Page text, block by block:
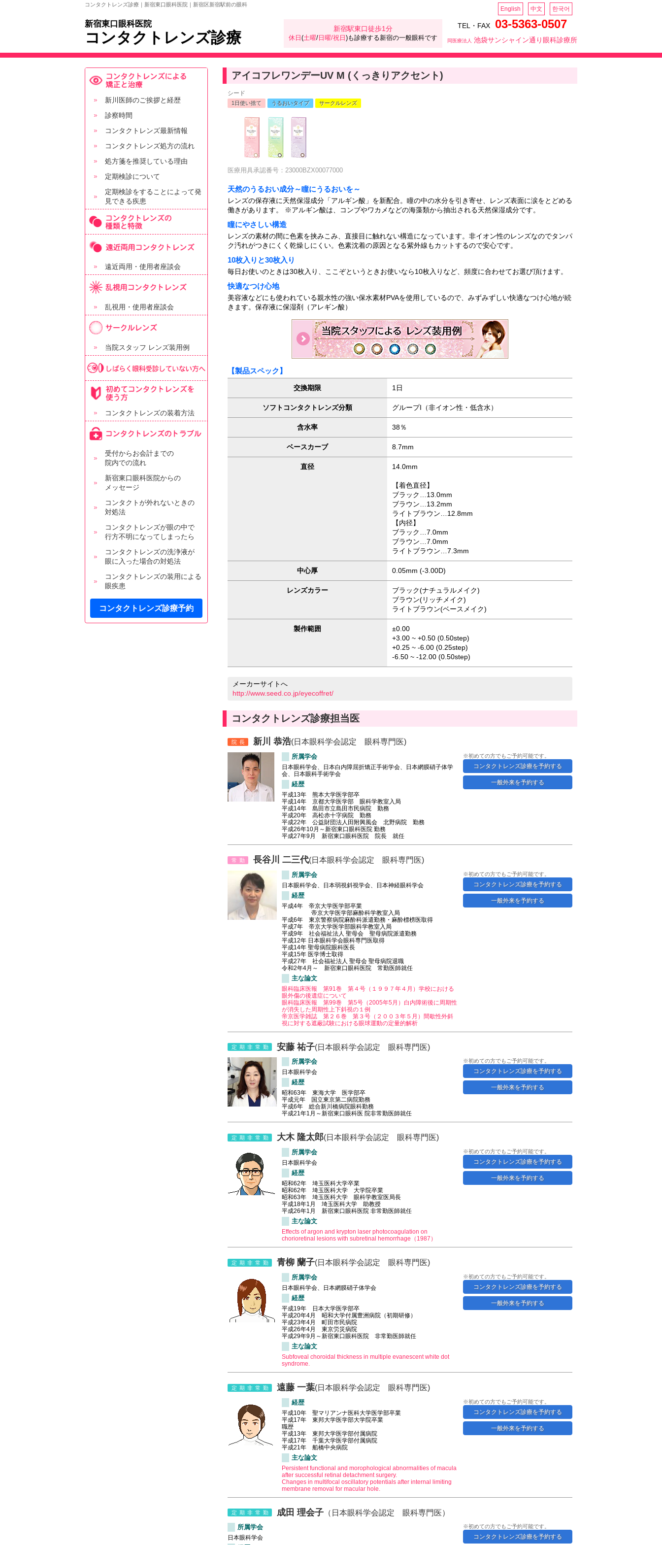
コンタクトレンズ診療｜新宿東口眼科医院｜新宿区新宿駅前の眼科
新宿東口眼科医院
コンタクトレンズ診療
新宿駅東口徒歩1分
休日 (土曜/ 日曜/祝日 )も診療する新宿の一般眼科です
TEL・FAX 03-5363-0507
同医療法人 池袋サンシャイン通り眼科診療所
English 中文 한국어
新川医師のご挨拶と経歴
診察時間
コンタクトレンズ最新情報
コンタクトレンズ処方の流れ
処方箋を推奨している理由
定期検診について
定期検診をすることによって発
見できる疾患
遠近両用・使用者座談会
乱視用・使用者座談会
当院スタッフ レンズ装用例
コンタクトレンズの装着方法
受付からお会計までの
院内での流れ
新宿東口眼科医院からの
メッセージ
コンタクトが外れないときの
対処法
コンタクトレンズが眼の中で
行方不明になってしまったら
コンタクトレンズの洗浄液が
眼に入った場合の対処法
コンタクトレンズの装用による
眼疾患
コンタクトレンズ診療予約
アイコフレワンデーUV M (くっきりアクセント)
シード
1日使い捨て うるおいタイプ サークルレンズ
医療用具承認番号：23000BZX00077000
天然のうるおい成分～瞳にうるおいを～
レンズの保存液に天然保湿成分「アルギン酸」を新配合。瞳の中の水分を引き寄せ、レンズ表面に涙をとどめる
働きがあります。 ※アルギン酸は、コンブやワカメなどの海藻類から抽出される天然保湿成分です。
瞳にやさしい構造
レンズの素材の間に色素を挟みこみ、直接目に触れない構造になっています。非イオン性のレンズなのでタンパ
ク汚れがつきにくく乾燥しにくい。色素沈着の原因となる紫外線もカットするので安心です。
10枚入りと30枚入り
毎日お使いのときは30枚入り、ここぞというときお使いなら10枚入りなど、頻度に合わせてお選び頂けます。
快適なつけ心地
美容液などにも使われている親水性の強い保水素材PVAを使用しているので、みずみずしい快適なつけ心地が続
きます。保存液に保湿剤（アレギン酸）
【製品スペック】
交換期限 1日
ソフトコンタクトレンズ分類 グループI（非イオン性・低含水）
含水率 38％
ベースカーブ 8.7mm
直径 14.0mm
【着色直径】
ブラック…13.0mm
ブラウン…13.2mm
ライトブラウン…12.8mm
【内径】
ブラック…7.0mm
ブラウン…7.0mm
ライトブラウン…7.3mm
中心厚 0.05mm (-3.00D)
レンズカラー
ブラック(ナチュラルメイク)
ブラウン(リッチメイク)
ライトブラウン(ベースメイク)
製作範囲
±0.00
+3.00 ~ +0.50 (0.50step)
+0.25 ~ -6.00 (0.25step)
-6.50 ~ -12.00 (0.50step)
メーカーサイトへ
http://www.seed.co.jp/eyecoffret/
コンタクトレンズ診療担当医
院長 新川 恭浩(日本眼科学会認定 眼科専門医)
所属学会
日本眼科学会、日本白内障屈折矯正手術学会、日本網膜硝子体学
会、日本眼科手術学会
経歴
平成13年 熊本大学医学部卒
平成14年 京都大学医学部 眼科学教室入局
平成14年 島田市立島田市民病院 勤務
平成20年 高松赤十字病院 勤務
平成22年 公益財団法人田附興風会 北野病院 勤務
平成26年10月～新宿東口眼科医院 勤務
平成27年9月 新宿東口眼科医院 院長 就任
※初めての方でもご予約可能です。
コンタクトレンズ診療を予約する
一般外来を予約する
常勤 長谷川 二三代(日本眼科学会認定 眼科専門医)
所属学会
日本眼科学会、日本弱視斜視学会、日本神経眼科学会
経歴
平成4年 帝京大学医学部卒業
帝京大学医学部麻酔科学教室入局
平成6年 東京警察病院麻酔科派遣勤務・麻酔標榜医取得
平成7年 帝京大学医学部眼科学教室入局
平成9年 社会福祉法人 聖母会 聖母病院派遣勤務
平成12年 日本眼科学会眼科専門医取得
平成14年 聖母病院眼科医長
平成15年 医学博士取得
平成27年 社会福祉法人 聖母会 聖母病院退職
令和2年4月～ 新宿東口眼科医院 常勤医師就任
主な論文
眼科臨床医報 第91巻 第４号（１９９７年４月）学校における
眼外傷の後遺症について
眼科臨床医報 第99巻 第5号（2005年5月）白内障術後に周期性
が消失した周期性上下斜視の１例
帝京医学雑誌 第２６巻 第３号（２００３年５月）間歇性外斜
視に対する遮蔽試験における眼球運動の定量的解析
※初めての方でもご予約可能です。
コンタクトレンズ診療を予約する
一般外来を予約する
定期非常勤 安藤 祐子(日本眼科学会認定 眼科専門医)
所属学会
日本眼科学会
経歴
昭和63年 東海大学 医学部卒
平成元年 国立東京第二病院勤務
平成6年 総合新川橋病院眼科勤務
平成21年1月～新宿東口眼科医 院非常勤医師就任
※初めての方でもご予約可能です。
コンタクトレンズ診療を予約する
一般外来を予約する
定期非常勤 大木 隆太郎(日本眼科学会認定 眼科専門医)
所属学会
日本眼科学会
経歴
昭和62年 埼玉医科大学卒業
昭和62年 埼玉医科大学 大学院卒業
昭和63年 埼玉医科大学 眼科学教室医局長
平成18年1月 埼玉医科大学 助教授
平成26年1月 新宿東口眼科医院 非常勤医師就任
主な論文
Effects of argon and krypton laser photocoagulation on
chorioretinal lesions with subretinal hemorrhage（1987）
※初めての方でもご予約可能です。
コンタクトレンズ診療を予約する
一般外来を予約する
定期非常勤 青柳 蘭子(日本眼科学会認定 眼科専門医)
所属学会
日本眼科学会、日本網膜硝子体学会
経歴
平成19年 日本大学医学部卒
平成20年4月 昭和大学付属豊洲病院（初期研修）
平成23年4月 町田市民病院
平成26年4月 東京労災病院
平成29年9月～新宿東口眼科医院 非常勤医師就任
主な論文
Subfoveal choroidal thickness in multiple evanescent white dot
syndrome.
※初めての方でもご予約可能です。
コンタクトレンズ診療を予約する
一般外来を予約する
定期非常勤 遠藤 一葉(日本眼科学会認定 眼科専門医)
経歴
平成10年 聖マリアンナ医科大学医学部卒業
平成17年 東邦大学医学部大学院卒業
職歴
平成13年 東邦大学医学部付属病院
平成17年 千葉大学医学部付属病院
平成21年 船橋中央病院
主な論文
Persistent functional and morophological abnormalities of macula
after successful retinal detachment surgery.
Changes in multifocal oscillatory potentials after internal limiting
membrane removal for macular hole.
※初めての方でもご予約可能です。
コンタクトレンズ診療を予約する
一般外来を予約する
定期非常勤 成田 理会子 （日本眼科学会認定 眼科専門医）
所属学会
日本眼科学会
※初めての方でもご予約可能です。
コンタクトレンズ診療を予約する